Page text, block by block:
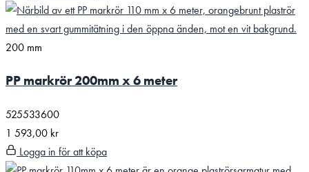
200 mm
PP markrör 200mm x 6 meter
525533600
1 593,00 kr
Logga in för att köpa